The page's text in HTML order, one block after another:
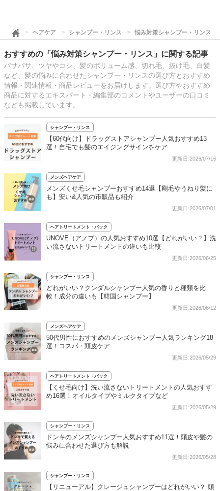
ヘアケア シャンプー・リンス 悩み対策シャンプー・リンス
おすすめの「悩み対策シャンプー・リンス」に関する記事
パサパサ、ツヤやコシ、髪のボリューム感、切れ毛、抜け毛、白髪
など、髪の悩みに合わせたシャンプー・リンスの選び方とおすすめ
情報・関連情報・商品レビューをお届けします。選び方やおすすめ
商品に対するエキスパート・編集部のコメントやユーザーの口コミ
なども掲載しています。
シャンプー・リンス
【60代向け】ドラッグストアシャンプー人気おすすめ13
選！自宅でも髪のエイジングサインをケア
更新日:2026/07/16
メンズヘアケア
メンズくせ毛シャンプーおすすめ14選【剛毛やうねり髪に
も】安い&人気の市販品も紹介
更新日:2026/07/01
ヘアトリートメント・パック
UNOVE（アノブ）の人気おすすめ10選【どれがいい？】洗
い流さないトリートメントの違いも比較
更新日:2026/06/25
シャンプー・リンス
どれがいい？クンダルシャンプー人気の香りと種類を比
較！成分の違いも【韓国シャンプー】
更新日:2026/06/12
メンズヘアケア
50代男性におすすめのメンズシャンプー人気ランキング18
選！コスパ・頭皮ケア
更新日:2026/05/29
ヘアトリートメント・パック
【くせ毛向け】洗い流さないトリートメントの人気おすす
め16選！オイルタイプやミルクタイプなど
更新日:2026/05/29
シャンプー・リンス
ドンキのメンズシャンプー人気おすすめ11選！頭皮や髪の
悩みに合わせた選び方も解説
更新日:2026/05/28
シャンプー・リンス
【リニューアル】クレージュシャンプーはどれがいい？ 頭